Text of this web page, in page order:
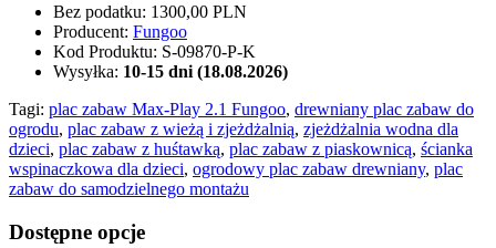
Bez podatku: 1300,00 PLN
Producent: Fungoo
Kod Produktu: S-09870-P-K
Wysyłka: 10-15 dni (18.08.2026)
Tagi: plac zabaw Max-Play 2.1 Fungoo, drewniany plac zabaw do
ogrodu, plac zabaw z wieżą i zjeżdżalnią, zjeżdżalnia wodna dla
dzieci, plac zabaw z huśtawką, plac zabaw z piaskownicą, ścianka
wspinaczkowa dla dzieci, ogrodowy plac zabaw drewniany, plac
zabaw do samodzielnego montażu
Dostępne opcje